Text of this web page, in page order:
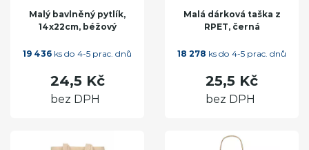
Malý bavlněný pytlík,
14x22cm, béžový
19 436 ks do 4-5 prac. dnů
24,5 Kč
bez DPH
Malá dárková taška z
RPET, černá
18 278 ks do 4-5 prac. dnů
25,5 Kč
bez DPH